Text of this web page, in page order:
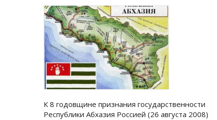
К 8 годовщине признания государственности
Республики Абхазия Россией (26 августа 2008)